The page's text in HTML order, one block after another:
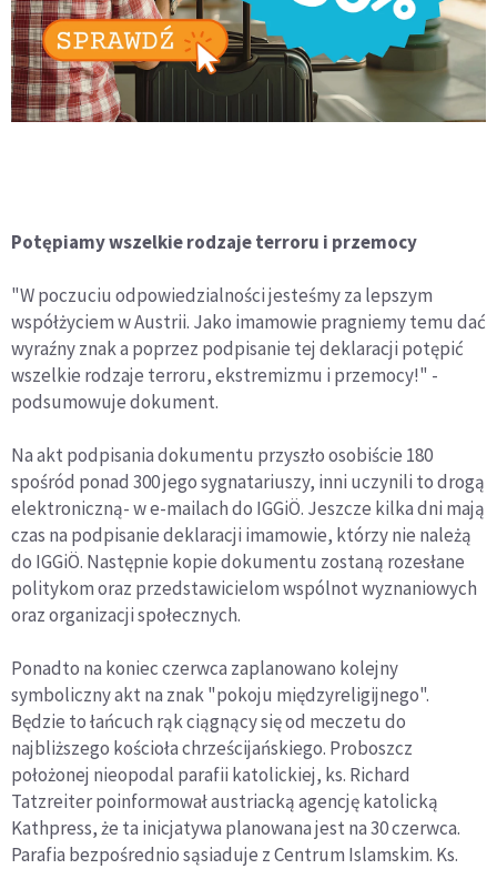
Potępiamy wszelkie rodzaje terroru i przemocy
"W poczuciu odpowiedzialności jesteśmy za lepszym
współżyciem w Austrii. Jako imamowie pragniemy temu dać
wyraźny znak a poprzez podpisanie tej deklaracji potępić
wszelkie rodzaje terroru, ekstremizmu i przemocy!" -
podsumowuje dokument.
Na akt podpisania dokumentu przyszło osobiście 180
spośród ponad 300 jego sygnatariuszy, inni uczynili to drogą
elektroniczną- w e-mailach do IGGiÖ. Jeszcze kilka dni mają
czas na podpisanie deklaracji imamowie, którzy nie należą
do IGGiÖ. Następnie kopie dokumentu zostaną rozesłane
politykom oraz przedstawicielom wspólnot wyznaniowych
oraz organizacji społecznych.
Ponadto na koniec czerwca zaplanowano kolejny
symboliczny akt na znak "pokoju międzyreligijnego".
Będzie to łańcuch rąk ciągnący się od meczetu do
najbliższego kościoła chrześcijańskiego. Proboszcz
położonej nieopodal parafii katolickiej, ks. Richard
Tatzreiter poinformował austriacką agencję katolicką
Kathpress, że ta inicjatywa planowana jest na 30 czerwca.
Parafia bezpośrednio sąsiaduje z Centrum Islamskim. Ks.